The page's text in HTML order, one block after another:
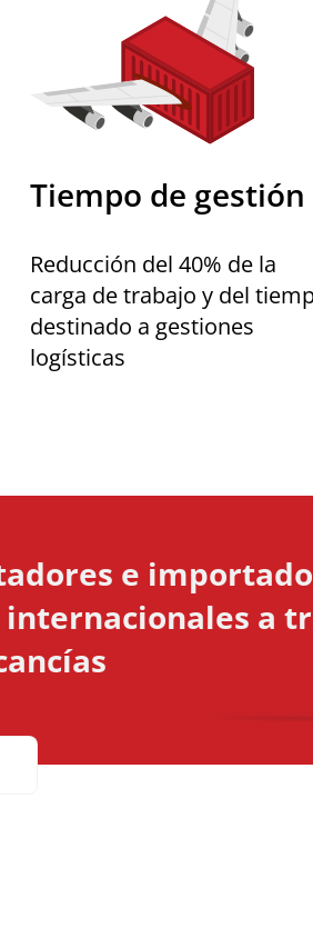
Tiempo de gestión
Reducción del 40% de la
carga de trabajo y del
destinado a gestiones
logísticas
e
a